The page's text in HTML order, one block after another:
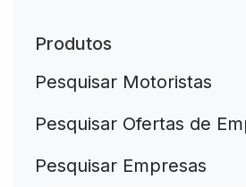
Produtos
Pesquisar Motoristas
Pesquisar Ofertas de
Pesquisar Empresas